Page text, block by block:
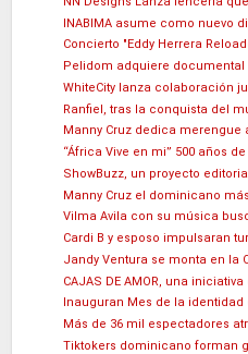
INABIMA asume como nuevo
Concierto "Eddy Herrera
Pelidom adquiere documental
WhiteCity lanza colaboración
Ranfiel, tras la conquista del
Manny Cruz dedica merengue
“África Vive en mi” 500 años
ShowBuzz, un proyecto
Manny Cruz el dominicano
Vilma Avila con su música
Cardi B y esposo impulsaran
Jandy Ventura se monta en la
CAJAS DE AMOR, una
Inauguran Mes de la
Más de 36 mil espectadores
Tiktokers dominicano forman